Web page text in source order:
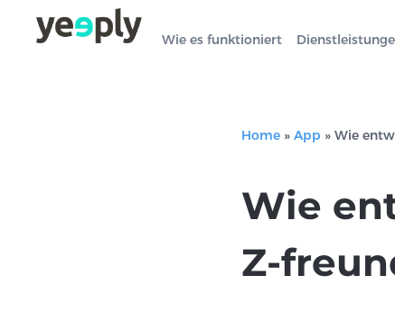
Wie es funktioniert
Home » App » Wie
Wie
Z-